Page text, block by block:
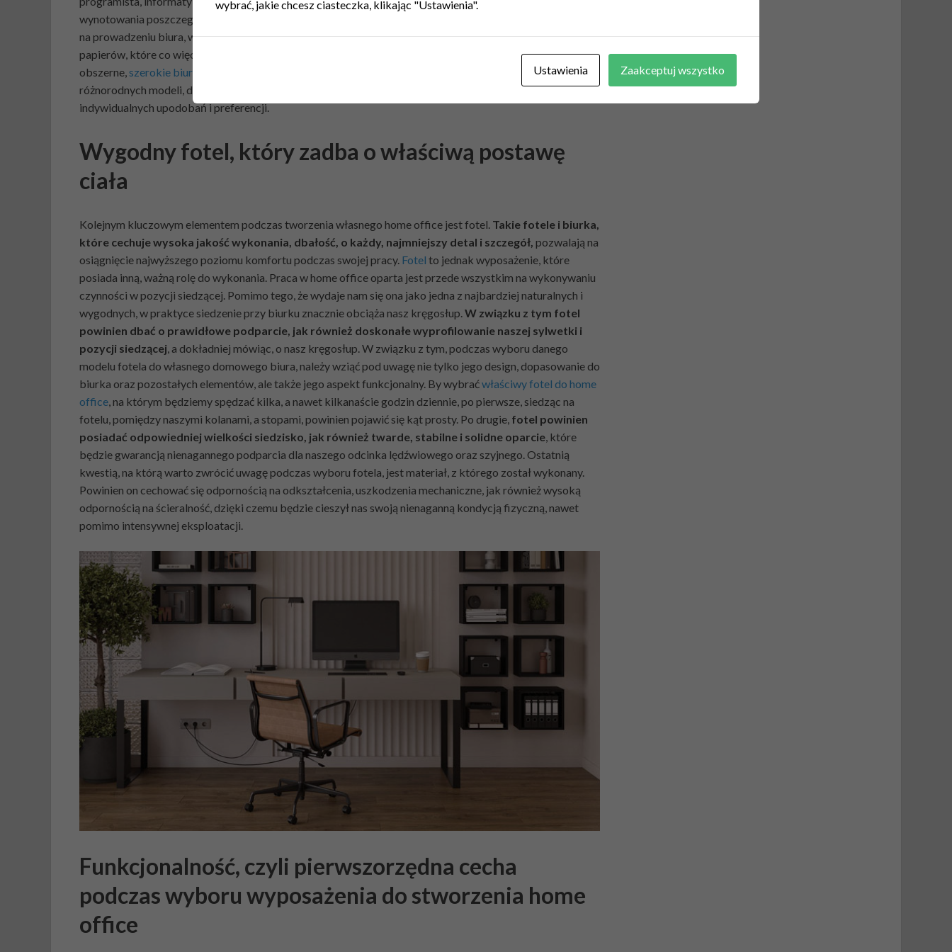
wynotowania poszczególnych informacji. Jeśli jednak home office to przestrzeń do pracy, która polega np.
na prowadzeniu biura, wówczas codziennie musimy mierzyć się z ogromną ilością wielu, różnorodnych
papierów, które co więcej, muszą znajdować się pod ręką. W związku z tym do takich prac należy wybrać
obszerne, szerokie biurka, z dużymi blatami
. Na szczęście na rynku dostępnych jest bardzo wiele,
różnorodnych modeli, dzięki którym bez trudu uda nam się wybrać biurko dopasowane do własnych,
indywidualnych upodobań i preferencji.
Wygodny fotel, który zadba o właściwą postawę
ciała
Kolejnym kluczowym elementem podczas tworzenia własnego home office jest fotel. Takie fotele i biurka,
które cechuje wysoka jakość wykonania, dbałość, o każdy, najmniejszy detal i szczegół, pozwalają na
osiągnięcie najwyższego poziomu komfortu podczas swojej pracy. Fotel to jednak wyposażenie, które
posiada inną, ważną rolę do wykonania. Praca w home office oparta jest przede wszystkim na wykonywaniu
czynności w pozycji siedzącej. Pomimo tego, że wydaje nam się ona jako jedna z najbardziej naturalnych i
wygodnych, w praktyce siedzenie przy biurku znacznie obciąża nasz kręgosłup.W związku z tym fotel
powinien dbać o prawidłowe podparcie, jak również doskonałe wyprofilowanie naszej sylwetki i
pozycji siedzącej, a dokładniej mówiąc, o nasz kręgosłup. W związku z tym, podczas wyboru danego
modelu fotela do własnego domowego biura, należy wziąć pod uwagę nie tylko jego design, dopasowanie do
biurka oraz pozostałych elementów, ale także jego aspekt funkcjonalny. By wybraćwłaściwy fotel do home
office, na którym będziemy spędzać kilka, a nawet kilkanaście godzin dziennie, po pierwsze, siedząc na
fotelu, pomiędzy naszymi kolanami, a stopami, powinien pojawić się kąt prosty. Po drugie, fotel powinien
posiadać odpowiedniej wielkości siedzisko, jak również twarde, stabilne i solidne oparcie, które
będzie gwarancją nienagannego podparcia dla naszego odcinka lędźwiowego oraz szyjnego. Ostatnią
kwestią, na którą warto zwrócić uwagę podczas wyboru fotela, jest materiał, z którego został wykonany.
Powinien on cechować się odpornością na odkształcenia, uszkodzenia mechaniczne, jak również wysoką
odpornością na ścieralność, dzięki czemu będzie cieszył nas swoją nienaganną kondycją fizyczną, nawet
pomimo intensywnej eksploatacji.
Funkcjonalność, czyli pierwszorzędna cecha
podczas wyboru wyposażenia do stworzenia home
office
wybrać, jakie chcesz ciasteczka, klikając "Ustawienia".
Ustawienia Zaakceptuj wszystko